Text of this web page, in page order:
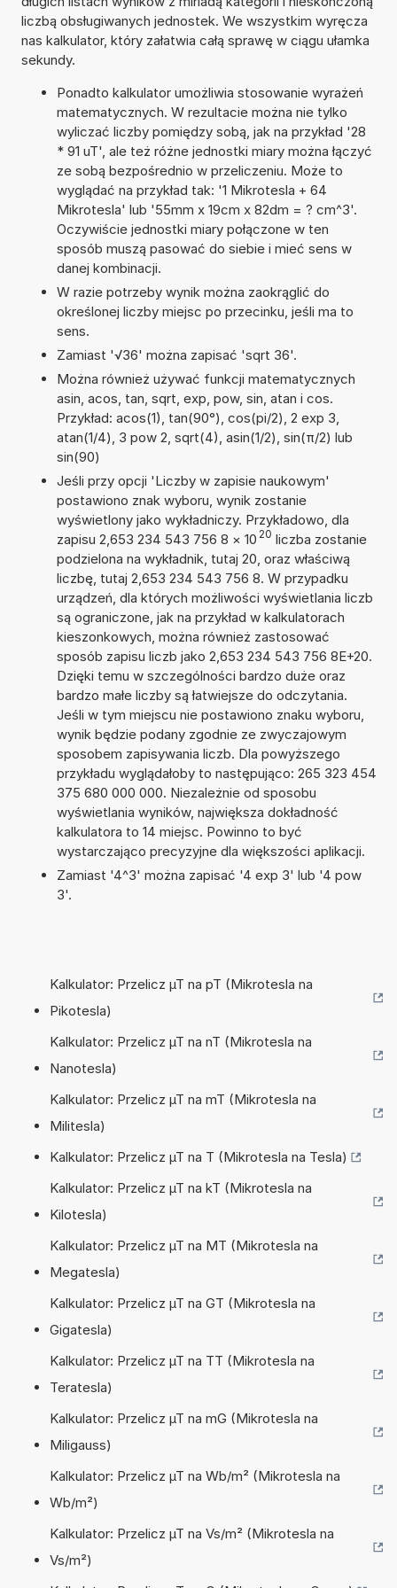
liczbą obsługiwanych jednostek. We wszystkim wyręcza
nas kalkulator, który załatwia całą sprawę w ciągu ułamka
sekundy.
Ponadto kalkulator umożliwia stosowanie wyrażeń
matematycznych. W rezultacie można nie tylko
wyliczać liczby pomiędzy sobą, jak na przykład '28
* 91 uT', ale też różne jednostki miary można łączyć
ze sobą bezpośrednio w przeliczeniu. Może to
wyglądać na przykład tak: '1 Mikrotesla + 64
Mikrotesla' lub '55mm x 19cm x 82dm = ? cm^3'.
Oczywiście jednostki miary połączone w ten
sposób muszą pasować do siebie i mieć sens w
danej kombinacji.
W razie potrzeby wynik można zaokrąglić do
określonej liczby miejsc po przecinku, jeśli ma to
sens.
Zamiast '√36' można zapisać 'sqrt 36'.
Można również używać funkcji matematycznych
asin, acos, tan, sqrt, exp, pow, sin, atan i cos.
Przykład: acos(1), tan(90°), cos(pi/2), 2 exp 3,
atan(1/4), 3 pow 2, sqrt(4), asin(1/2), sin(π/2) lub
sin(90)
Jeśli przy opcji 'Liczby w zapisie naukowym'
postawiono znak wyboru, wynik zostanie
wyświetlony jako wykładniczy. Przykładowo, dla
zapisu 2,653 234 543 756 8 × 10 20 liczba zostanie
podzielona na wykładnik, tutaj 20, oraz właściwą
liczbę, tutaj 2,653 234 543 756 8. W przypadku
urządzeń, dla których możliwości wyświetlania liczb
są ograniczone, jak na przykład w kalkulatorach
kieszonkowych, można również zastosować
sposób zapisu liczb jako 2,653 234 543 756 8E+20.
Dzięki temu w szczególności bardzo duże oraz
bardzo małe liczby są łatwiejsze do odczytania.
Jeśli w tym miejscu nie postawiono znaku wyboru,
wynik będzie podany zgodnie ze zwyczajowym
sposobem zapisywania liczb. Dla powyższego
przykładu wyglądałoby to następująco: 265 323 454
375 680 000 000. Niezależnie od sposobu
wyświetlania wyników, największa dokładność
kalkulatora to 14 miejsc. Powinno to być
wystarczająco precyzyjne dla większości aplikacji.
Zamiast '4^3' można zapisać '4 exp 3' lub '4 pow
3'.
Kalkulator: Przelicz µT na pT (Mikrotesla na
Pikotesla)
Kalkulator: Przelicz µT na nT (Mikrotesla na
Nanotesla)
Kalkulator: Przelicz µT na mT (Mikrotesla na
Militesla)
Kalkulator: Przelicz µT na T (Mikrotesla na Tesla)
Kalkulator: Przelicz µT na kT (Mikrotesla na
Kilotesla)
Kalkulator: Przelicz µT na MT (Mikrotesla na
Megatesla)
Kalkulator: Przelicz µT na GT (Mikrotesla na
Gigatesla)
Kalkulator: Przelicz µT na TT (Mikrotesla na
Teratesla)
Kalkulator: Przelicz µT na mG (Mikrotesla na
Miligauss)
Kalkulator: Przelicz µT na Wb/m² (Mikrotesla na
Wb/m²)
Kalkulator: Przelicz µT na Vs/m² (Mikrotesla na
Vs/m²)